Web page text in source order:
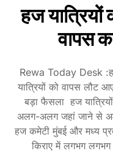
हज
वापस
Rewa Today Desk
यात्रियों को वापस लौट
बड़ा फैसला हज
अलग-अलग जहां जाने से
हज कमेटी मुंबई और मध्य
किराए में लगभग